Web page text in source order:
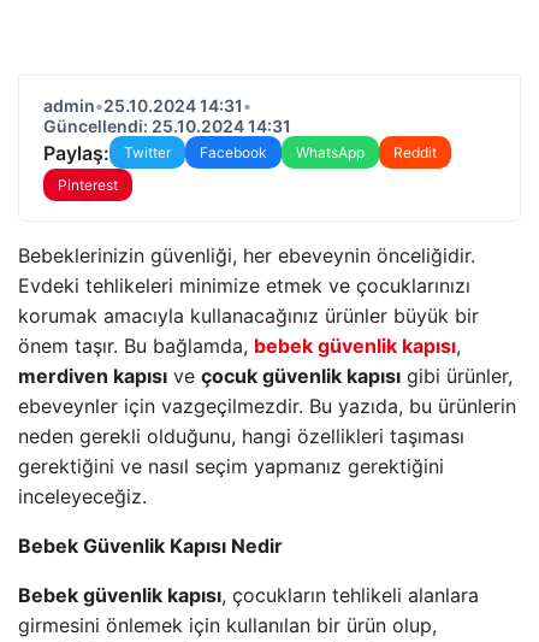
admin•25.10.2024 14:31•
Güncellendi: 25.10.2024 14:31
Paylaş: Twitter Facebook WhatsApp
Reddit
Pinterest
Bebeklerinizin güvenliği, her ebeveynin önceliğidir.
Evdeki tehlikeleri minimize etmek ve çocuklarınızı
korumak amacıyla kullanacağınız ürünler büyük bir
önem taşır. Bu bağlamda, bebek güvenlik kapısı,
merdiven kapısı ve çocuk güvenlik kapısı gibi ürünler,
ebeveynler için vazgeçilmezdir. Bu yazıda, bu ürünlerin
neden gerekli olduğunu, hangi özellikleri taşıması
gerektiğini ve nasıl seçim yapmanız gerektiğini
inceleyeceğiz.
Bebek Güvenlik Kapısı Nedir
Bebek güvenlik kapısı, çocukların tehlikeli alanlara
girmesini önlemek için kullanılan bir ürün olup,